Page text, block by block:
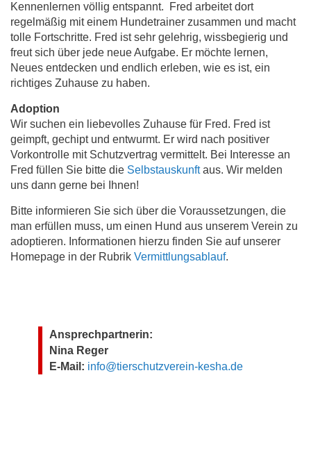
Kennenlernen völlig entspannt. Fred arbeitet dort
regelmäßig mit einem Hundetrainer zusammen und macht
tolle Fortschritte. Fred ist sehr gelehrig, wissbegierig und
freut sich über jede neue Aufgabe. Er möchte lernen,
Neues entdecken und endlich erleben, wie es ist, ein
richtiges Zuhause zu haben.
Adoption
Wir suchen ein liebevolles Zuhause für Fred. Fred ist
geimpft, gechipt und entwurmt. Er wird nach positiver
Vorkontrolle mit Schutzvertrag vermittelt. Bei Interesse an
Fred füllen Sie bitte die Selbstauskunftaus. Wir melden
uns dann gerne bei Ihnen!
Bitte informieren Sie sich über die Voraussetzungen, die
man erfüllen muss, um einen Hund aus unserem Verein zu
adoptieren. Informationen hierzu finden Sie auf unserer
Homepage in der Rubrik Vermittlungsablauf.
Ansprechpartnerin:
Nina Reger
E-Mail: info@tierschutzverein-kesha.de